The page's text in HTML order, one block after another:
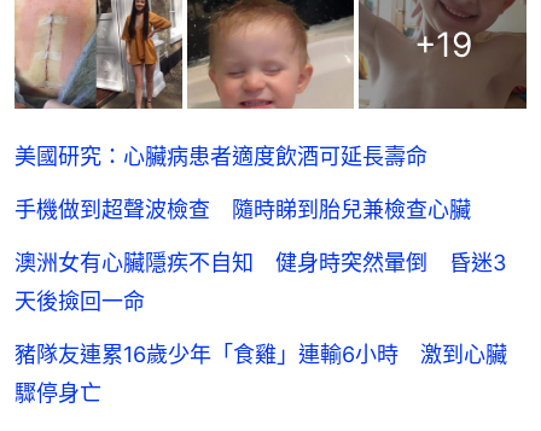
+19
美國研究：心臟病患者適度飲酒可延長壽命
手機做到超聲波檢查 隨時睇到胎兒兼檢查心臟
澳洲女有心臟隱疾不自知 健身時突然暈倒 昏迷3
天後撿回一命
豬隊友連累16歲少年「食雞」連輸6小時 激到心臟
驟停身亡